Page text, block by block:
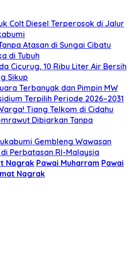
Colt Diesel Terperosok di Jalur
Atasan di Sungai Cibatu
di Tubuh
Cicurug, 10 Ribu Liter Air Bersih
Sikup
Terbanyak dan Pimpin MW
Terpilih Periode 2026–2031
Tiang Telkom di Cidahu
Dibiarkan Tanpa
Gembleng Wawasan
Perbatasan RI-Malaysia
Nagrak Pawai Muharram Pawai
Nagrak